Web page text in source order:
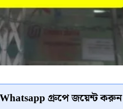
গ্রুপে জয়েন্ট করুন